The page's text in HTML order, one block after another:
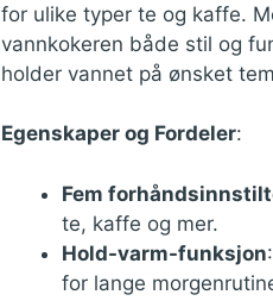
for ulike typer te og kaffe.
vannkokeren både stil og
holder vannet på ønsket
Egenskaper og Fordeler:
Fem
te, kaffe og mer.
Hold-varm-funksjon
for lange